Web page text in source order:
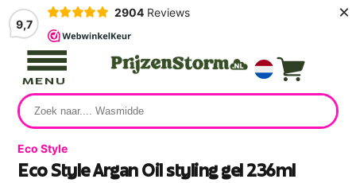
9,7
2904 Reviews ×
MENU
Eco Style
Eco Style Argan Oil styling gel 236ml